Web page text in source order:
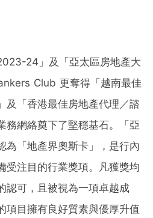
24」及「亞太區房地產大
Club 更奪得「越南最佳
及「香港最佳房地產代理／諮
務網絡奠下了堅穩基石。「亞
為「地產界奧斯卡」，是行內
受注目的行業獎項。凡獲獎均
認可，且被視為一項卓越成
項目擁有良好質素與優厚升值